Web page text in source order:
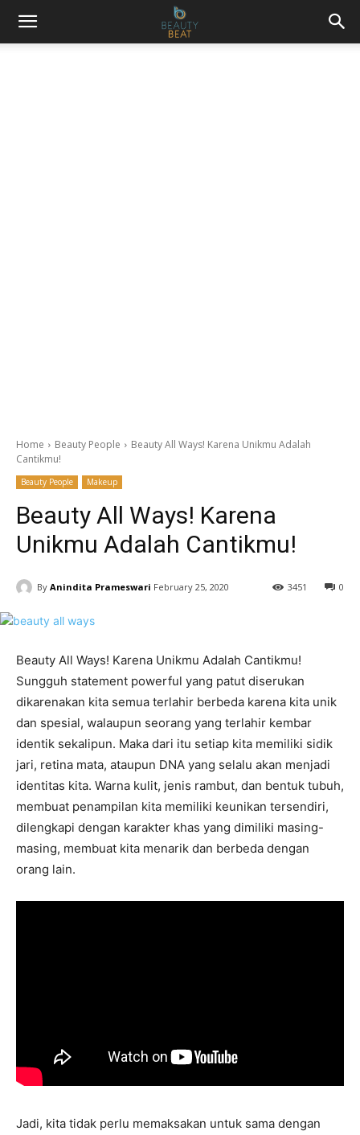
Home Beauty People
Beauty All Ways! Karena Unikmu Adalah
Cantikmu!
Beauty People Makeup
Beauty All Ways! Karena
Unikmu Adalah Cantikmu!
By Anindita Prameswari February 25, 2020 0
3451
Beauty All Ways! Karena Unikmu Adalah Cantikmu!
Sungguh statement powerful yang patut diserukan
dikarenakan kita semua terlahir berbeda karena kita unik
dan spesial, walaupun seorang yang terlahir kembar
identik sekalipun. Maka dari itu setiap kita memiliki sidik
jari, retina mata, ataupun DNA yang selalu akan menjadi
identitas kita. Warna kulit, jenis rambut, dan bentuk tubuh,
membuat penampilan kita memiliki keunikan tersendiri,
dilengkapi dengan karakter khas yang dimiliki masing-
masing, membuat kita menarik dan berbeda dengan
orang lain.
Jadi, kita tidak perlu memaksakan untuk sama dengan